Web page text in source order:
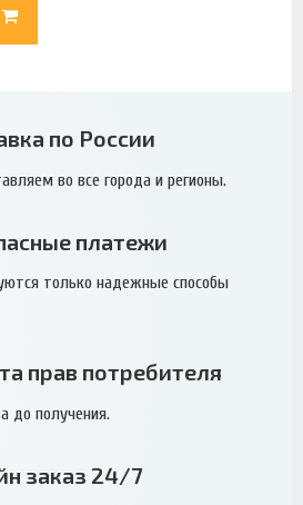
по России
во все города и регионы.
платежи
только надежные способы
прав потребителя
до получения.
заказ 24/7